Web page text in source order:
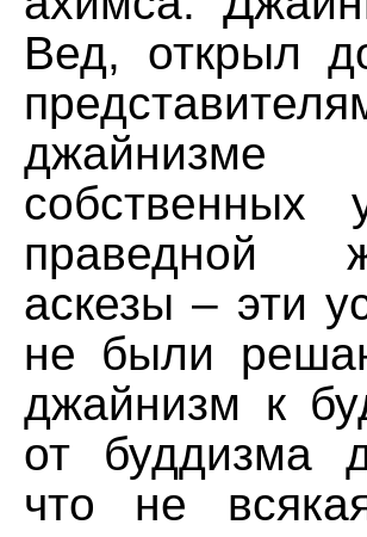
Вед, открыл
джайнизме
собственных
праведной
аскезы – эти
не были
джайнизм к
от буддизма
что не